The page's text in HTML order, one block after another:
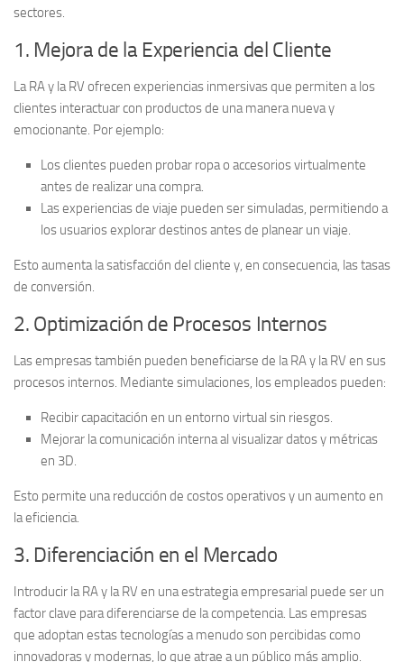
sectores.
1. Mejora de la Experiencia del Cliente
La RA y la RV ofrecen experiencias inmersivas que permiten a los
clientes interactuar con productos de una manera nueva y
emocionante. Por ejemplo:
Los clientes pueden probar ropa o accesorios virtualmente
antes de realizar una compra.
Las experiencias de viaje pueden ser simuladas, permitiendo a
los usuarios explorar destinos antes de planear un viaje.
Esto aumenta la satisfacción del cliente y, en consecuencia, las tasas
de conversión.
2. Optimización de Procesos Internos
Las empresas también pueden beneficiarse de la RA y la RV en sus
procesos internos. Mediante simulaciones, los empleados pueden:
Recibir capacitación en un entorno virtual sin riesgos.
Mejorar la comunicación interna al visualizar datos y métricas
en 3D.
Esto permite una reducción de costos operativos y un aumento en
la eficiencia.
3. Diferenciación en el Mercado
Introducir la RA y la RV en una estrategia empresarial puede ser un
factor clave para diferenciarse de la competencia. Las empresas
que adoptan estas tecnologías a menudo son percibidas como
innovadoras y modernas, lo que atrae a un público más amplio.